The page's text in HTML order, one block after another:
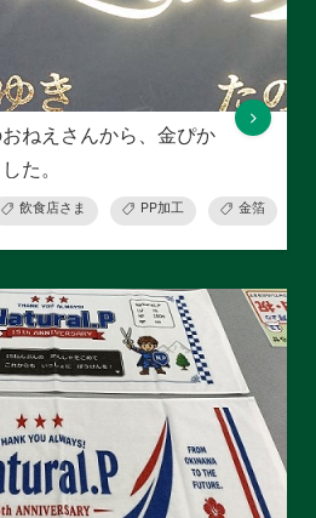
ねえさんから、金ぴか
た。
飲食店さま PP加工 金箔